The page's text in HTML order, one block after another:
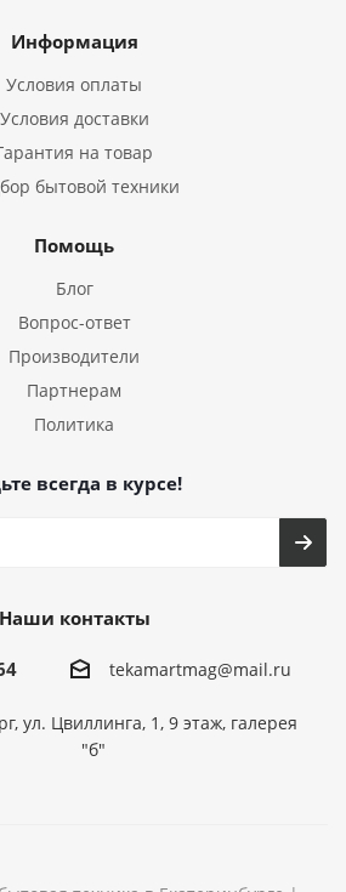
Информация
Условия оплаты
Условия доставки
на товар
бытовой техники
Помощь
Блог
Вопрос-ответ
Производители
Партнерам
Политика
всегда в курсе!
Наши контакты
tekamartmag@mail.ru
ул. Цвиллинга, 1, 9 этаж, галерея
"б"